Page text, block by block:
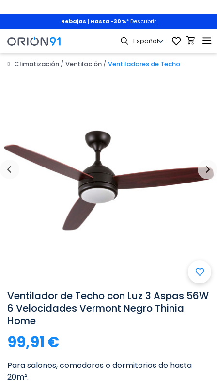
Rebajas | Hasta -30%* Descubrir
Climatización Ventilación Ventiladores de Techo
Ventilador de Techo con Luz 3 Aspas 56W
6 Velocidades Vermont Negro Thinia
Home
99,91 €
Para salones, comedores o dormitorios de hasta
20m².